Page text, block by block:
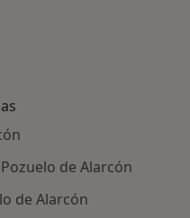
de Alarcón
de Alarcón